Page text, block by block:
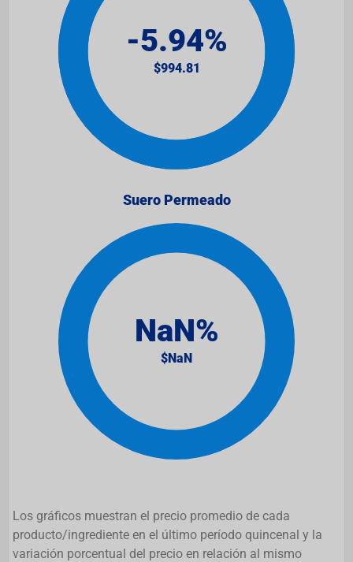
Suero Permeado
Los gráficos muestran el precio promedio de cada
producto/ingrediente en el último período quincenal y la
variación porcentual del precio en relación al mismo